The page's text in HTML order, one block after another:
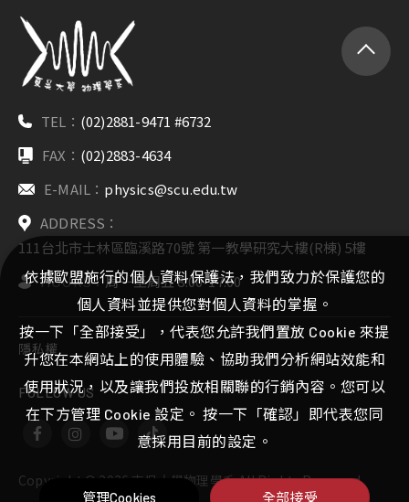
TEL： (02)2881-9471 #6732
FAX： (02)2883-4634
E-MAIL： physics@scu.edu.tw
ADDRESS：
111台北市士林區臨溪路70號 第一教學研究大樓(R棟) 5樓
HOURS：周一至周五 8:00-17:00
隱私權
Copyright © 2026 東吳大學物理學系All Rights Reserved.
FOLLOW US
依據歐盟施行的個人資料保護法，我們致力於保護您的
個人資料並提供您對個人資料的掌握。
按一下「全部接受」，代表您允許我們置放 Cookie 來提
升您在本網站上的使用體驗、協助我們分析網站效能和
使用狀況，以及讓我們投放相關聯的行銷內容。您可以
在下方管理 Cookie 設定。 按一下「確認」即代表您同
意採用目前的設定。
管理Cookies 全部接受